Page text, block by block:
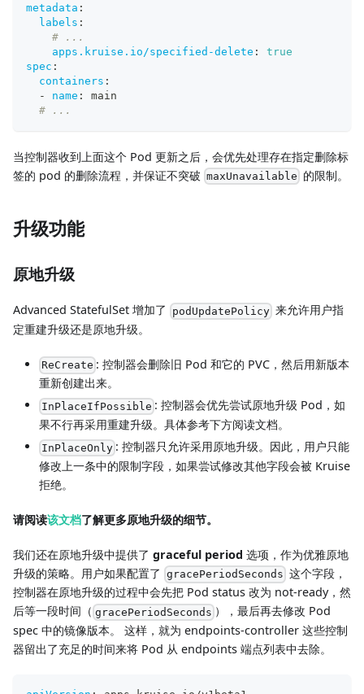
metadata :
labels :
# ...
apps.kruise.io/specified-delete :
true
spec :
containers :
-
name :
main
# ...
当控制器收到上面这个 Pod 更新之后，会优先处理存在指定删除标
签的 pod 的删除流程，并保证不突破 maxUnavailable 的限制。
升级功能
原地升级
Advanced StatefulSet 增加了 podUpdatePolicy 来允许用户指
定重建升级还是原地升级。
ReCreate : 控制器会删除旧 Pod 和它的 PVC，然后用新版本
重新创建出来。
InPlaceIfPossible : 控制器会优先尝试原地升级 Pod，如
果不行再采用重建升级。具体参考下方阅读文档。
InPlaceOnly : 控制器只允许采用原地升级。因此，用户只能
修改上一条中的限制字段，如果尝试修改其他字段会被 Kruise
拒绝。
请阅读该文档了解更多原地升级的细节。
我们还在原地升级中提供了 graceful period 选项，作为优雅原地
升级的策略。用户如果配置了
gracePeriodSeconds 这个字段，
控制器在原地升级的过程中会先把 Pod status 改为 not-ready，然
后等一段时间（ gracePeriodSeconds ），最后再去修改 Pod
spec 中的镜像版本。 这样，就为 endpoints-controller 这些控制
器留出了充足的时间来将 Pod 从 endpoints 端点列表中去除。